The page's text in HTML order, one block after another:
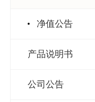
净值公告
产品说明书
公司公告